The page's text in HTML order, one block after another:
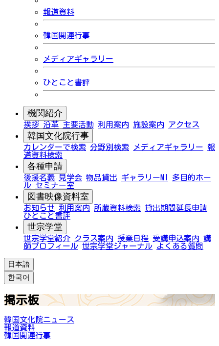
報道資料
韓国関連行事
メディアギャラリー
ひとこと書評
機関紹介
挨拶 沿革 主要活動 利用案内 施設案内 アクセス
韓国文化院行事
カレンダーで検索 分野別検索 メディアギャラリー 報
道資料検索
各種申請
後援名義 見学会 物品貸出 ギャラリーMI
多目的ホー
ル セミナー室
図書映像資料室
お知らせ 利用案内 所蔵資料検索
貸出期間延長申請
ひとこと書評
世宗学堂
世宗学堂紹介 クラス案内 授業日程 受講申込案内 講
師プロフィール 世宗学堂ジャーナル よくある質問
日本語
한국어
掲示板
韓国文化院ニュース
報道資料
韓国関連行事